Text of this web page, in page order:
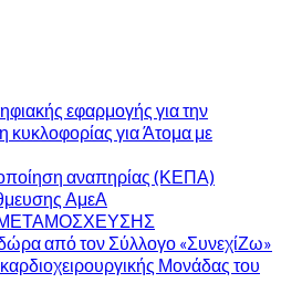
εφαρμογής για την
κυκλοφορίας για Άτομα με
αναπηρίας (ΚΕΠΑ)
ΑμεΑ
από τον Σύλλογο «ΣυνεχίΖω»
Μονάδας του